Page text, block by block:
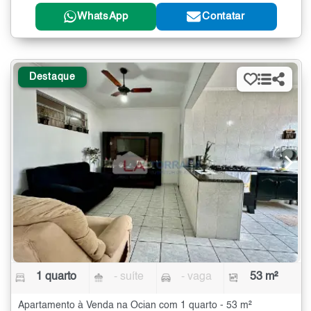
WhatsApp Contatar
Destaque
1 quarto - suíte - vaga 53 m²
Apartamento à Venda na Ocian com 1 quarto - 53 m²